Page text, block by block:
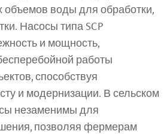
объемов воды для обработки,
Насосы типа SCP
и мощность,
работы
способствуя
и модернизации. В сельском
незаменимы для
позволяя фермерам